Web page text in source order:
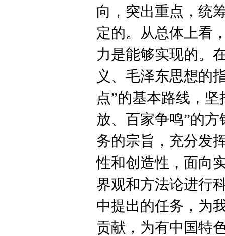
向，突出重点，统
定的。从总体上看
力是能够实现的。
义、毛泽东思想的
点”的基本路线，
放、百家争鸣”的
务的宗旨，充分发
性和创造性，面向
界观和方法论进行
中提出的任务，为
贡献，为有中国特